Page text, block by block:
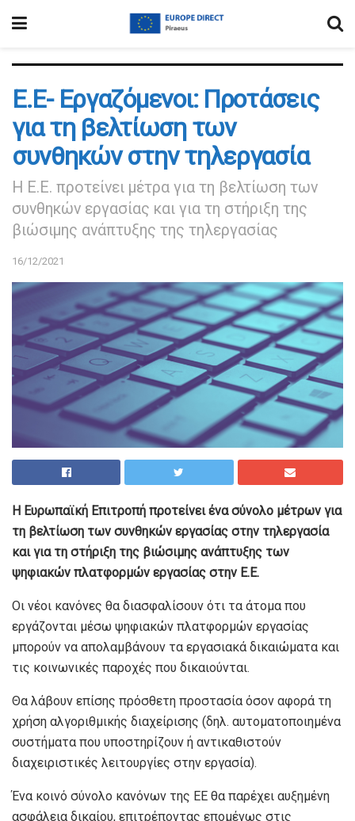
E.E- Εργαζόμενοι: Προτάσεις
για τη βελτίωση των
συνθηκών στην τηλεργασία
Η Ε.Ε. προτείνει μέτρα για τη βελτίωση των
συνθηκών εργασίας και για τη στήριξη της
βιώσιμης ανάπτυξης της τηλεργασίας
16/12/2021
Η Ευρωπαϊκή Επιτροπή προτείνει ένα σύνολο μέτρων για
τη βελτίωση των συνθηκών εργασίας στην τηλεργασία
και για τη στήριξη της βιώσιμης ανάπτυξης των
ψηφιακών πλατφορμών εργασίας στην Ε.Ε.
Οι νέοι κανόνες θα διασφαλίσουν ότι τα άτομα που
εργάζονται μέσω ψηφιακών πλατφορμών εργασίας
μπορούν να απολαμβάνουν τα εργασιακά δικαιώματα και
τις κοινωνικές παροχές που δικαιούνται.
Θα λάβουν επίσης πρόσθετη προστασία όσον αφορά τη
χρήση αλγοριθμικής διαχείρισης (δηλ. αυτοματοποιημένα
συστήματα που υποστηρίζουν ή αντικαθιστούν
διαχειριστικές λειτουργίες στην εργασία).
Ένα κοινό σύνολο κανόνων της ΕΕ θα παρέχει αυξημένη
ασφάλεια δικαίου, επιτρέποντας επομένως στις